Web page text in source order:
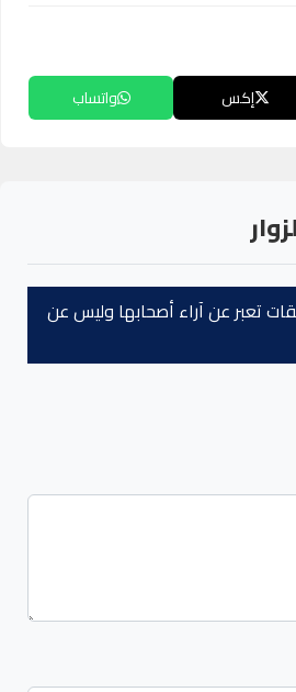
إكس واتساب
تعبر عن آراء أصحابها وليس عن